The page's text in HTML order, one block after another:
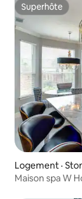
Superhôte
Superhôte
Logement ·
Maison spa W